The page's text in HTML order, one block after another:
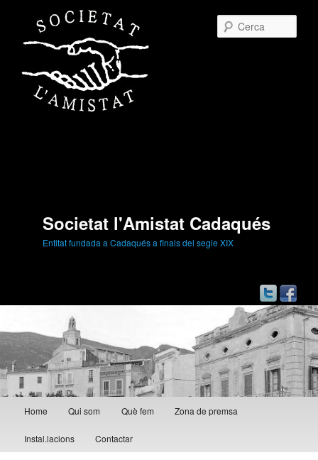
Societat l'Amistat Cadaqués
Entitat fundada a Cadaqués a finals del segle XIX
Aneu al contingut principal
Aneu al contingut secundari
Home Qui som Què fem Zona de premsa
Instal.lacions Contactar